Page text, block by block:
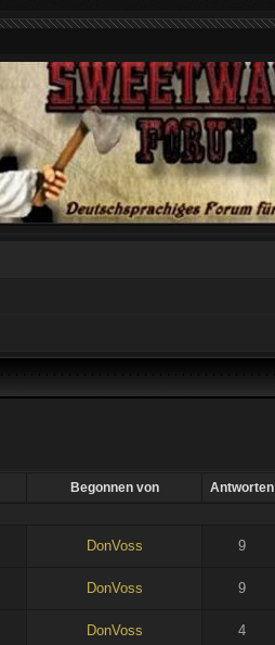
Begonnen von Antworten
DonVoss 9
DonVoss 9
DonVoss 4